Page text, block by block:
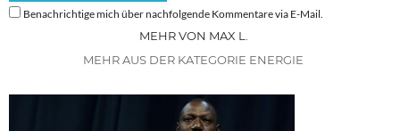
Benachrichtige mich über nachfolgende Kommentare via E-Mail.
MEHR VON MAX L.
MEHR AUS DER KATEGORIE ENERGIE